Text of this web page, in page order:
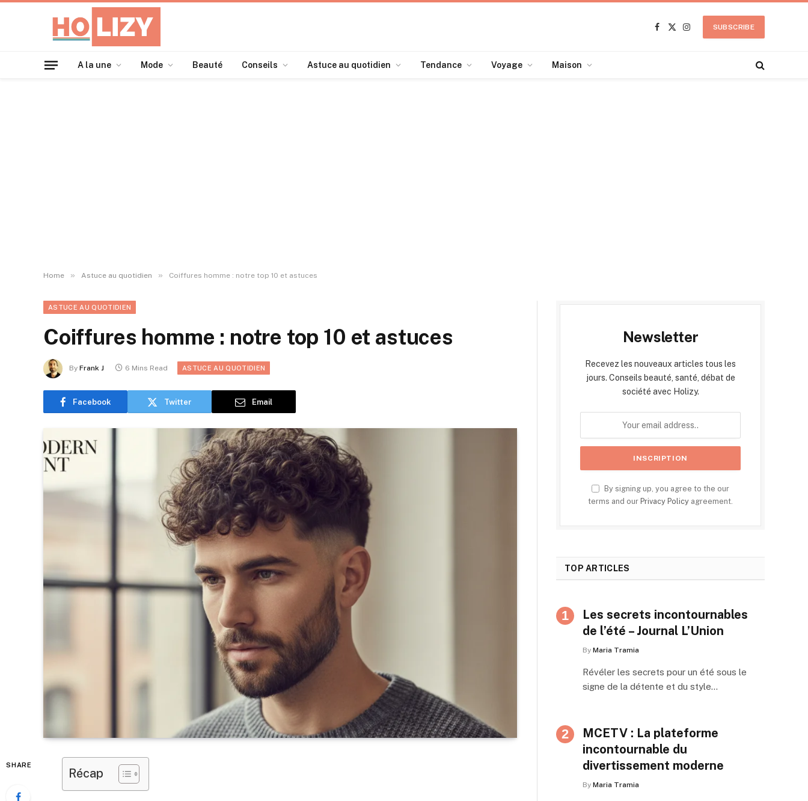
Facebook
X
Instagram
SUBSCRIBE
A la une Mode Beauté Conseils Astuce au quotidien Tendance Voyage Maison
Home » Astuce au quotidien » Coiffures homme : notre top 10 et astuces
ASTUCE AU QUOTIDIEN
Coiffures homme : notre top 10 et astuces
By Frank J 6 Mins Read ASTUCE AU QUOTIDIEN
Facebook Twitter Email
SHARE
Récap
Newsletter
Recevez les nouveaux articles tous les
jours. Conseils beauté, santé, débat de
société avec Holizy.
By signing up, you agree to the our
terms and our Privacy Policy agreement.
TOP ARTICLES
Les secrets incontournables
de l’été – Journal L’Union
By Maria Tramia
Révéler les secrets pour un été sous le
signe de la détente et du style…
MCETV : La plateforme
incontournable du
divertissement moderne
By Maria Tramia